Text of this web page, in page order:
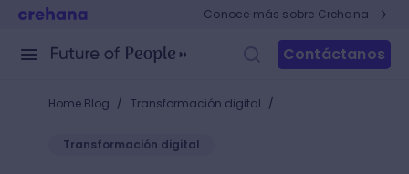
Conoce más sobre Crehana
Contáctanos
Home Blog / Transformación digital /
Transformación digital